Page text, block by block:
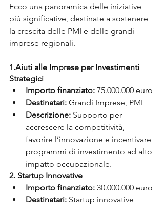
Ecco una panoramica delle iniziative
più significative, destinate a sostenere
la crescita delle PMI e delle grandi
imprese regionali.
1.Aiuti alle Imprese per Investimenti
Strategici
Importo finanziato: 75.000.000 euro
Destinatari: Grandi Imprese, PMI
Descrizione: Supporto per
accrescere la competitività,
favorire l’innovazione e incentivare
programmi di investimento ad alto
impatto occupazionale.
2. Startup Innovative
Importo finanziato: 30.000.000 euro
Destinatari: Startup innovative